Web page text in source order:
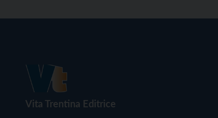
Vita Trentina Editrice